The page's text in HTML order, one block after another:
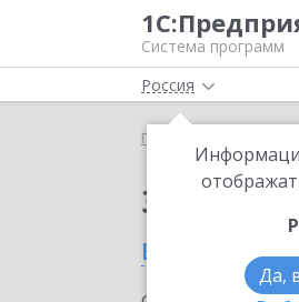
Система программ
Россия
Да,
Главная
Заказать
в